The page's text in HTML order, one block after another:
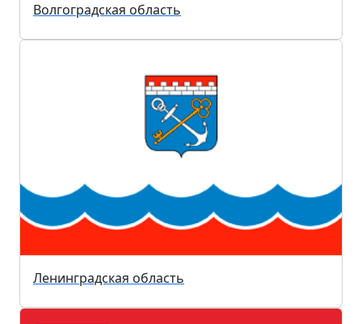
Волгоградская область
Ленинградская область